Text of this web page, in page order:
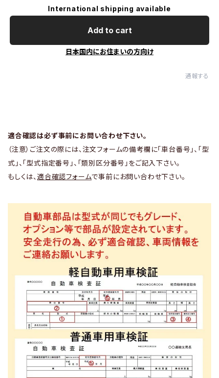
International shipping available
Add to cart
日本国内にお住まいの方向け
通報する
適合確認は必ず事前にお問い合わせ下さい。
（注意）ご注文の際には、注文フォームの備考欄に「車台番号」、「型
式」、「型式指定番号」、「類別区分番号」をご記入下さい。
もしくは、 適合確認フォームで事前にお問い合わせ下さい。